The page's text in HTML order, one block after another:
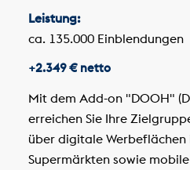
Leistung:
ca. 135.000 Einblendungen
+2.349 € netto
Mit dem Add-on "DOOH"
erreichen Sie Ihre
über digitale Werbeflächen
Supermärkten sowie